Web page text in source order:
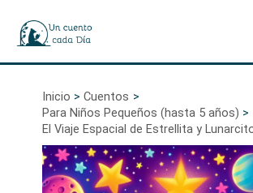
contenido
Inicio
Cuentos
Para Niños Pequeños (hasta 5 años)
El Viaje Espacial de Estrellita y